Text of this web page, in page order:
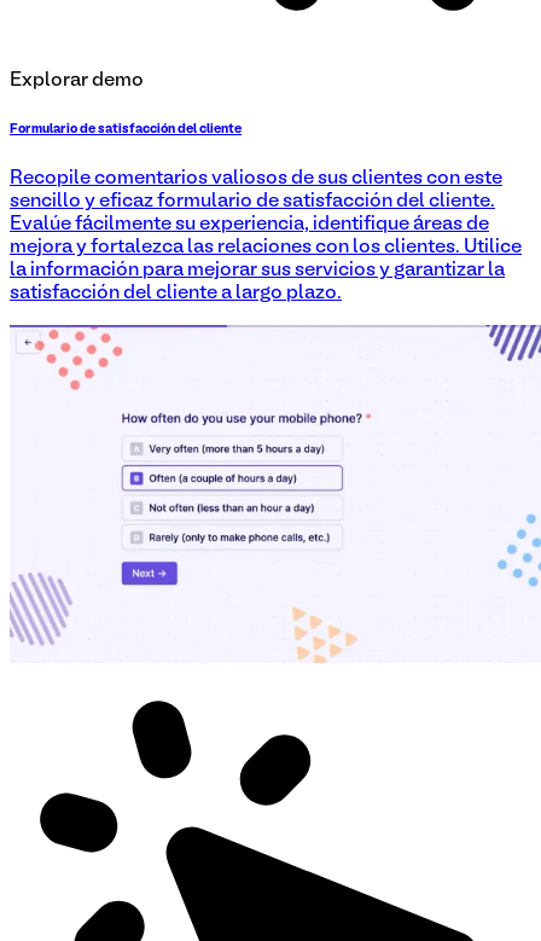
Explorar demo
Formulario de satisfacción del cliente
Recopile comentarios valiosos de sus clientes con este
sencillo y eficaz formulario de satisfacción del cliente.
Evalúe fácilmente su experiencia, identifique áreas de
mejora y fortalezca las relaciones con los clientes. Utilice
la información para mejorar sus servicios y garantizar la
satisfacción del cliente a largo plazo.